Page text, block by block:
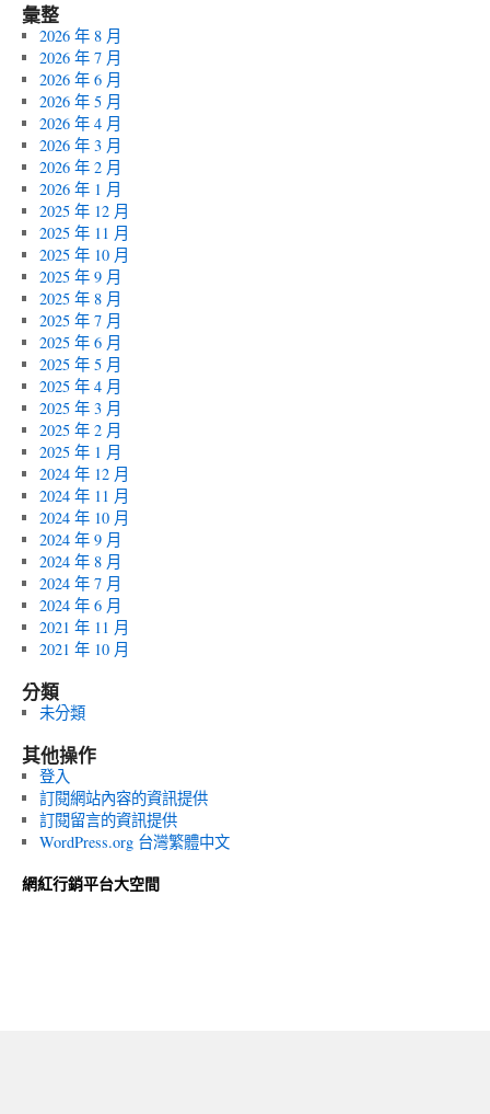
彙整
2026 年 8 月
2026 年 7 月
2026 年 6 月
2026 年 5 月
2026 年 4 月
2026 年 3 月
2026 年 2 月
2026 年 1 月
2025 年 12 月
2025 年 11 月
2025 年 10 月
2025 年 9 月
2025 年 8 月
2025 年 7 月
2025 年 6 月
2025 年 5 月
2025 年 4 月
2025 年 3 月
2025 年 2 月
2025 年 1 月
2024 年 12 月
2024 年 11 月
2024 年 10 月
2024 年 9 月
2024 年 8 月
2024 年 7 月
2024 年 6 月
2021 年 11 月
2021 年 10 月
分類
未分類
其他操作
登入
訂閱網站內容的資訊提供
訂閱留言的資訊提供
WordPress.org 台灣繁體中文
網紅行銷平台大空間